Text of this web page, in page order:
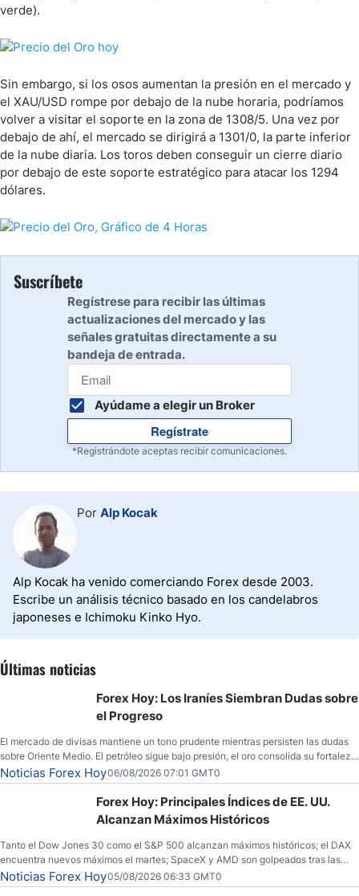
verde).
Sin embargo, si los osos aumentan la presión en el mercado y
el XAU/USD rompe por debajo de la nube horaria, podríamos
volver a visitar el soporte en la zona de 1308/5. Una vez por
debajo de ahí, el mercado se dirigirá a 1301/0, la parte inferior
de la nube diaria. Los toros deben conseguir un cierre diario
por debajo de este soporte estratégico para atacar los 1294
dólares.
Suscríbete
Regístrese para recibir las últimas
actualizaciones del mercado y las
señales gratuitas directamente a su
bandeja de entrada.
Ayúdame a elegir un Broker
Regístrate
*Registrándote aceptas recibir comunicaciones.
Por Alp Kocak
Alp Kocak ha venido comerciando Forex desde 2003.
Escribe un análisis técnico basado en los candelabros
japoneses e Ichimoku Kinko Hyo.
Últimas noticias
Forex Hoy: Los Iraníes Siembran Dudas sobre
el Progreso
El mercado de divisas mantiene un tono prudente mientras persisten las dudas
sobre Oriente Medio. El petróleo sigue bajo presión, el oro consolida su fortaleza
y los operadores esperan nuevas referencias económicas desde Estados
Unidos.
Noticias Forex Hoy06/08/2026 07:01 GMT0
Forex Hoy: Principales Índices de EE. UU.
Alcanzan Máximos Históricos
Tanto el Dow Jones 30 como el S&P 500 alcanzan máximos históricos; el DAX
encuentra nuevos máximos el martes; SpaceX y AMD son golpeados tras las
llamadas de ganancias; el petróleo crudo cae por debajo de los $80 con nuevas
esperanzas; el dólar estadounidense continúa intentando estabilizarse frente al
Noticias Forex Hoy05/08/2026 06:33 GMT0